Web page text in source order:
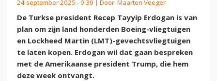
24 september 2025 - 9:39 | Door: Maarten Veeger
De Turkse president Recep Tayyip Erdogan is van
plan om zijn land honderden Boeing-vliegtuigen
en Lockheed Martin (LMT)-gevechtsvliegtuigen
te laten kopen. Erdogan wil dat gaan bespreken
met de Amerikaanse president Trump, die hem
deze week ontvangt.